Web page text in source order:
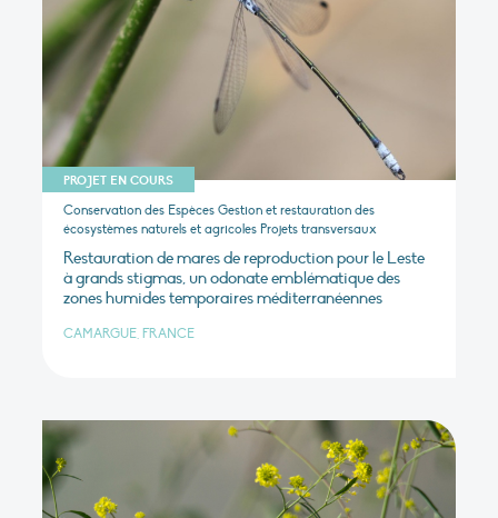
PROJET EN COURS
Conservation des Espèces Gestion et restauration des
écosystèmes naturels et agricoles Projets transversaux
Restauration de mares de reproduction pour le Leste
à grands stigmas, un odonate emblématique des
zones humides temporaires méditerranéennes
CAMARGUE, FRANCE